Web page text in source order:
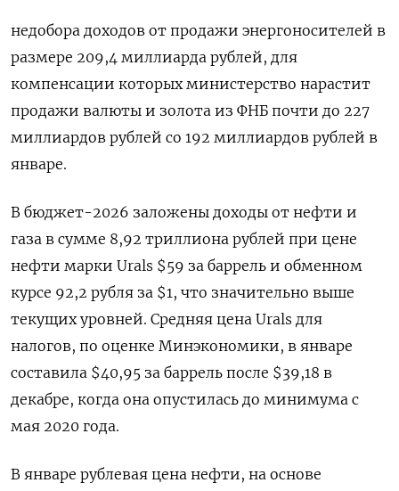
недобора доходов от продажи энергоносителей в
размере 209,4 миллиарда рублей, для
компенсации которых министерство нарастит
продажи валюты и золота из ⁠ФНБ почти до 227
миллиардов рублей со 192 ‍миллиардов рублей в
январе.
В бюджет-2026 заложены доходы от нефти и
газа в ‌сумме 8,92 триллиона рублей при цене
нефти марки Urals $59 за баррель и обменном
курсе 92,2 рубля за $1, что значительно выше
текущих уровней. Средняя цена Urals для
налогов, по оценке Минэкономики, в январе
составила $40,95 за баррель после $39,18 в
декабре, когда она опустилась до минимума с
мая 2020 года.
В январе рублевая цена нефти, на основе